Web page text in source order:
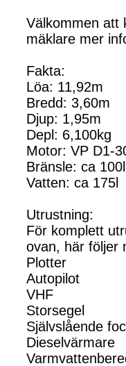
Välkommen att
mäklare mer
Fakta:
Löa: 11,92m
Bredd: 3,60m
Djup: 1,95m
Depl: 6,100kg
Motor: VP D1-
Bränsle: ca 100l
Vatten: ca 175l
Utrustning:
För komplett
ovan, här följer
Plotter
Autopilot
VHF
Storsegel
Självslående
Dieselvärmare